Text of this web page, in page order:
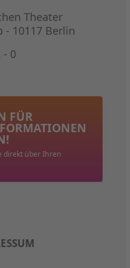
Theater
- 10117 Berlin
- 0
FÜR
direkt über Ihren